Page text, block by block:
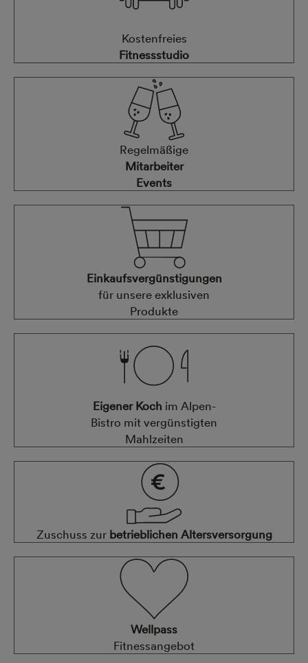
Kostenfreies
Fitnessstudio
Regelmäßige
Mitarbeiter
Events
Einkaufsvergünstigungen
für unsere exklusiven
Produkte
Eigener Koch im Alpen-
Bistro mit vergünstigten
Mahlzeiten
Zuschuss zur betrieblichen Altersversorgung
Wellpass
Fitnessangebot